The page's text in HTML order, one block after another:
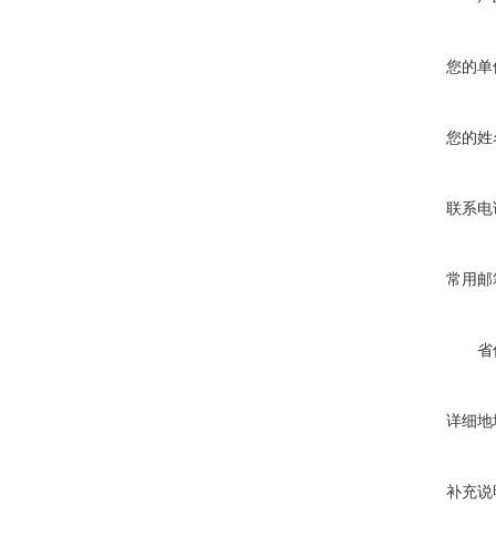
您的
您的
联系
常用
省
详细
补充